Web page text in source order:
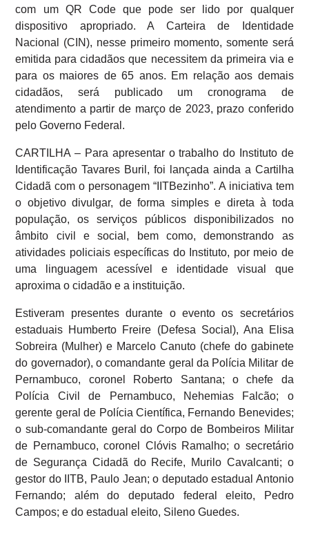
com um QR Code que pode ser lido por qualquer
dispositivo apropriado. A Carteira de Identidade
Nacional (CIN), nesse primeiro momento, somente será
emitida para cidadãos que necessitem da primeira via e
para os maiores de 65 anos. Em relação aos demais
cidadãos, será publicado um cronograma de
atendimento a partir de março de 2023, prazo conferido
pelo Governo Federal.
CARTILHA – Para apresentar o trabalho do Instituto de
Identificação Tavares Buril, foi lançada ainda a Cartilha
Cidadã com o personagem “IITBezinho”. A iniciativa tem
o objetivo divulgar, de forma simples e direta à toda
população, os serviços públicos disponibilizados no
âmbito civil e social, bem como, demonstrando as
atividades policiais específicas do Instituto, por meio de
uma linguagem acessível e identidade visual que
aproxima o cidadão e a instituição.
Estiveram presentes durante o evento os secretários
estaduais Humberto Freire (Defesa Social), Ana Elisa
Sobreira (Mulher) e Marcelo Canuto (chefe do gabinete
do governador), o comandante geral da Polícia Militar de
Pernambuco, coronel Roberto Santana; o chefe da
Polícia Civil de Pernambuco, Nehemias Falcão; o
gerente geral de Polícia Científica, Fernando Benevides;
o sub-comandante geral do Corpo de Bombeiros Militar
de Pernambuco, coronel Clóvis Ramalho; o secretário
de Segurança Cidadã do Recife, Murilo Cavalcanti; o
gestor do IITB, Paulo Jean; o deputado estadual Antonio
Fernando; além do deputado federal eleito, Pedro
Campos; e do estadual eleito, Sileno Guedes.